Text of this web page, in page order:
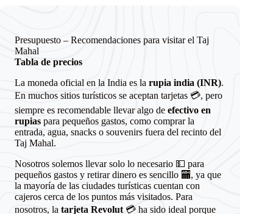
Presupuesto – Recomendaciones para visitar el Taj
Mahal
Tabla de precios
La moneda oficial en la India es la rupia india (INR).
En muchos sitios turísticos se aceptan tarjetas 💳, pero
siempre es recomendable llevar algo de efectivo en
rupias para pequeños gastos, como comprar la
entrada, agua, snacks o souvenirs fuera del recinto del
Taj Mahal.
Nosotros solemos llevar solo lo necesario 💵 para
pequeños gastos y retirar dinero es sencillo 🏧, ya que
la mayoría de las ciudades turísticas cuentan con
cajeros cerca de los puntos más visitados. Para
nosotros, la tarjeta Revolut 💳 ha sido ideal porque